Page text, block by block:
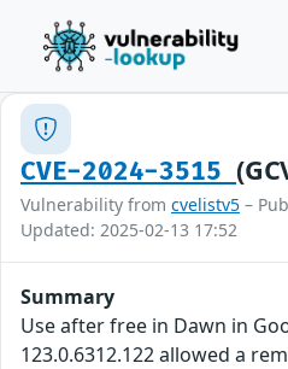
CVE-2024-3515
Vulnerability from cvelistv5 –
Updated: 2025-02-13 17:52
Summary
Use after free in Dawn in
123.0.6312.122 allowed a